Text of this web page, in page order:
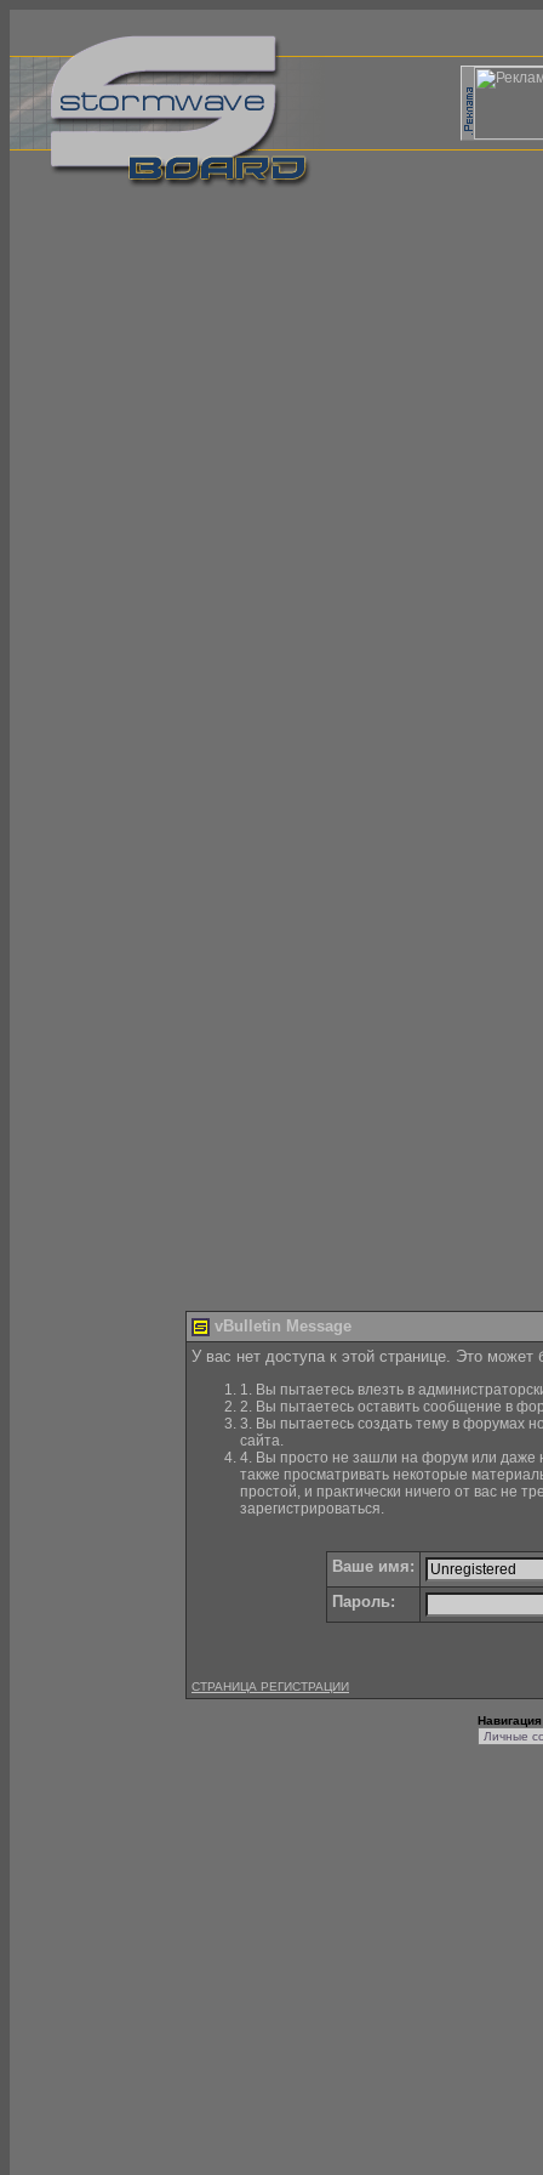
vBulletin Message
У вас нет доступа к этой странице. Это
1. Вы пытаетесь влезть в
2. Вы пытаетесь оставить сообщение в
3. Вы пытаетесь создать тему в форумах
сайта.
4. Вы просто не зашли на форум или даже
также просматривать некоторые
простой, и практически ничего от вас не
зарегистрироваться.
Ваше имя:
Пароль:
СТРАНИЦА РЕГИСТРАЦИИ